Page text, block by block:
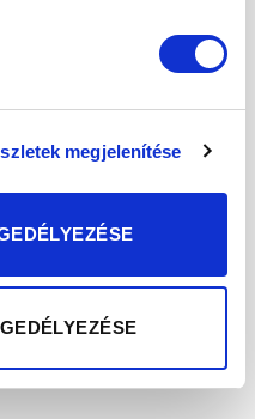
megjelenítése
folyamatát, így
ártalmas